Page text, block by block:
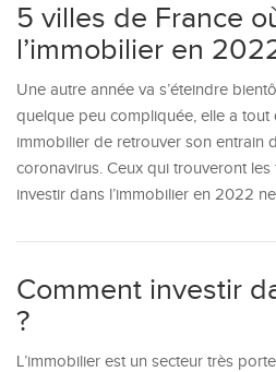
5 villes de France
l’immobilier en
Une autre année va s’éteindre
quelque peu compliquée, elle a tout
immobilier de retrouver son entrain
coronavirus. Ceux qui trouveront
investir dans l’immobilier en 2022
Comment investir
?
L’immobilier est un secteur très